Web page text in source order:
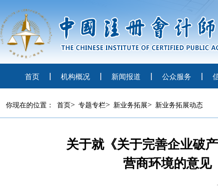
首页 机构概况 新闻报道 公众服务
你现在的位置： 首页> 专题专栏> 新业务拓展> 新业务拓展动态
关于就《关于完善企业破
营商环境的意见